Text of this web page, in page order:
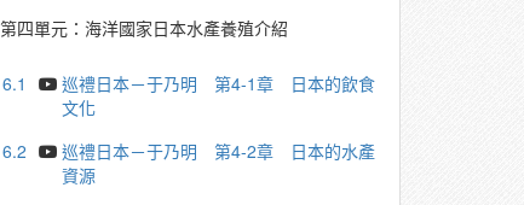
第四單元：海洋國家日本水產養殖介紹
6.1
巡禮日本－于乃明 第4-1章 日本的飲食
文化
6.2
巡禮日本－于乃明 第4-2章 日本的水產
資源